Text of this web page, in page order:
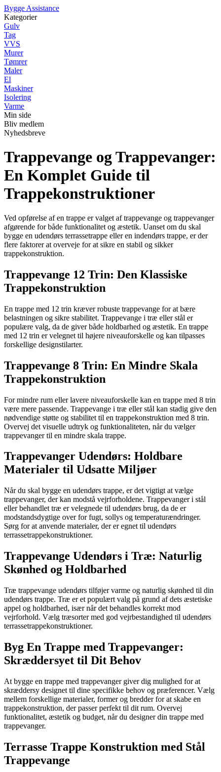
Bygge Assistance
Kategorier
Gulv
Tag
VVS
Murer
Tømrer
Maler
El
Maskiner
Isolering
Varme
Min side
Bliv medlem
Nyhedsbreve
Trappevange og Trappevanger:
En Komplet Guide til
Trappekonstruktioner
Ved opførelse af en trappe er valget af trappevange og trappevanger
afgørende for både funktionalitet og æstetik. Uanset om du skal
bygge en udendørs terrassetrappe eller en indendørs trappe, er der
flere faktorer at overveje for at sikre en stabil og sikker
trappekonstruktion.
Trappevange 12 Trin: Den Klassiske
Trappekonstruktion
En trappe med 12 trin kræver robuste trappevange for at bære
belastningen og sikre stabilitet. Trappevange i træ eller stål er
populære valg, da de giver både holdbarhed og æstetik. En trappe
med 12 trin er velegnet til højere niveauforskelle og kan tilpasses
forskellige designstilarter.
Trappevange 8 Trin: En Mindre Skala
Trappekonstruktion
For mindre rum eller lavere niveauforskelle kan en trappe med 8 trin
være mere passende. Trappevange i træ eller stål kan stadig give den
nødvendige støtte og stabilitet til en trappekonstruktion med 8 trin.
Overvej det visuelle udtryk og funktionaliteten, når du vælger
trappevanger til en mindre skala trappe.
Trappevanger Udendørs: Holdbare
Materialer til Udsatte Miljøer
Når du skal bygge en udendørs trappe, er det vigtigt at vælge
trappevanger, der kan modstå vejrforholdene. Trappevanger i stål
eller behandlet træ er velegnede til udendørs brug, da de er
modstandsdygtige over for fugt, sollys og temperaturændringer.
Sørg for at anvende materialer, der er egnet til udendørs
terrassetrappekonstruktioner.
Trappevange Udendørs i Træ: Naturlig
Skønhed og Holdbarhed
Træ trappevange udendørs tilføjer varme og naturlig skønhed til din
udendørs trappe. Træ er et populært valg på grund af dets æstetiske
appel og holdbarhed, især når det behandles korrekt mod
vejrforhold. Vælg træsorter med god vejrbestandighed til udendørs
terrassetrappekonstruktioner.
Byg En Trappe med Trappevanger:
Skræddersyet til Dit Behov
At bygge en trappe med trappevanger giver dig mulighed for at
skræddersy designet til dine specifikke behov og præferencer. Vælg
mellem forskellige materialer, former og bredder for at skabe en
trappekonstruktion, der passer perfekt til dit rum. Overvej
funktionalitet, æstetik og budget, når du designer din trappe med
trappevanger.
Terrasse Trappe Konstruktion med Stål
Trappevange